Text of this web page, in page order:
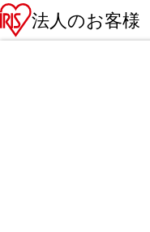
法人のお客様